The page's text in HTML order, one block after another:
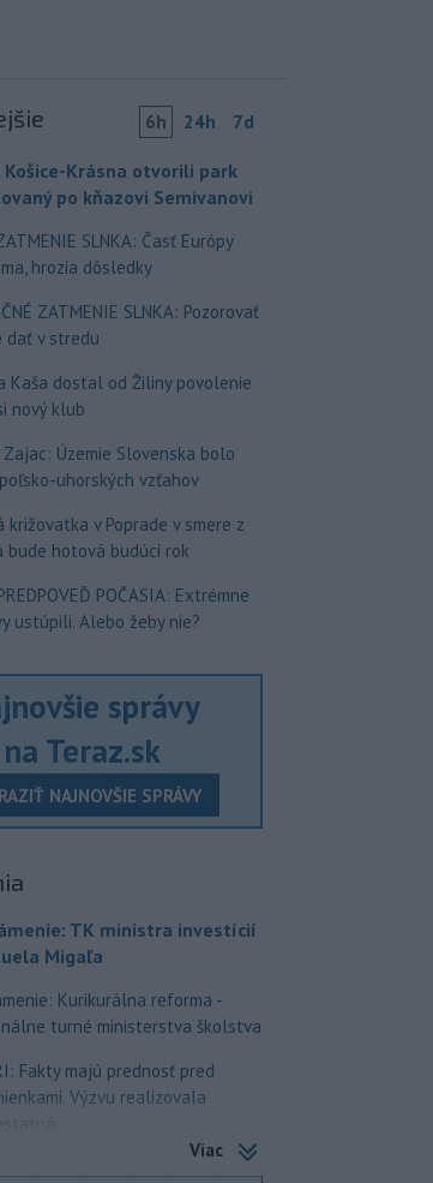
6h 24h 7d
Košice-Krásna otvorili park
po kňazovi Semivanovi
SLNKA: Časť Európy
hrozia dôsledky
ZATMENIE SLNKA: Pozorovať
dať v stredu
Kaša dostal od Žiliny povolenie
nový klub
Územie Slovenska bolo
uhorských vzťahov
križovatka v Poprade v smere z
bude hotová budúci rok
POČASIA: Extrémne
ustúpili. Alebo žeby nie?
správy
na Teraz.sk
NAJNOVŠIE SPRÁVY
TK ministra investícií
Migaľa
Kurikurálna reforma -
turné ministerstva školstva
Fakty majú prednosť pred
Výzvu realizovala
Viac